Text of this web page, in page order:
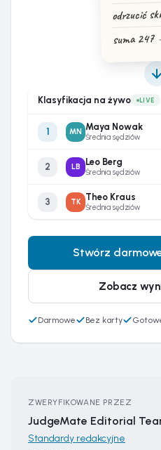
odrzucić
suma
Klasyfikacja na żywo LIVE
1 MN Maya Nowak
Średnia sędziów
2 LB Leo Berg
Średnia sędziów
3 TK Theo Kraus
Średnia sędziów
Stwórz
Zobacz
Darmowe Bez karty
ZWERYFIKOWANE PRZEZ
JudgeMate Editorial
Standardy redakcyjne